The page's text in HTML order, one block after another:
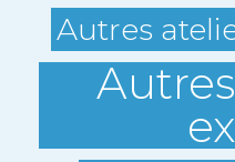
Autres